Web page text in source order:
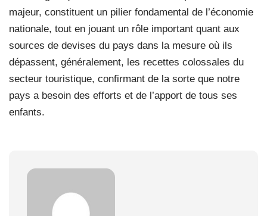
majeur, constituent un pilier fondamental de l’économie
nationale, tout en jouant un rôle important quant aux
sources de devises du pays dans la mesure où ils
dépassent, généralement, les recettes colossales du
secteur touristique, confirmant de la sorte que notre
pays a besoin des efforts et de l’apport de tous ses
enfants.